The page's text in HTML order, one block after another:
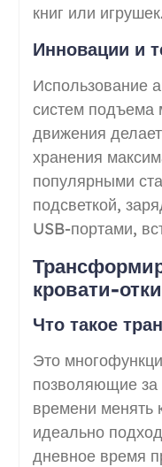
книг или
Инновации и
Использование
систем подъема
движения
хранения
популярными
подсветкой,
USB-портами,
кровати-
Что такое
Это
позволяющие за
времени менять
идеально
дневное время